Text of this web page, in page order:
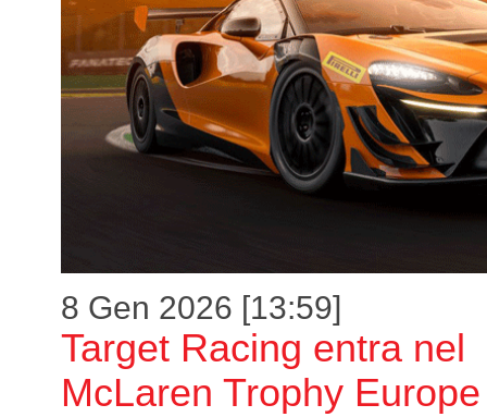
8 Gen 2026 [13:59]
Target Racing entra nel
McLaren Trophy Europe